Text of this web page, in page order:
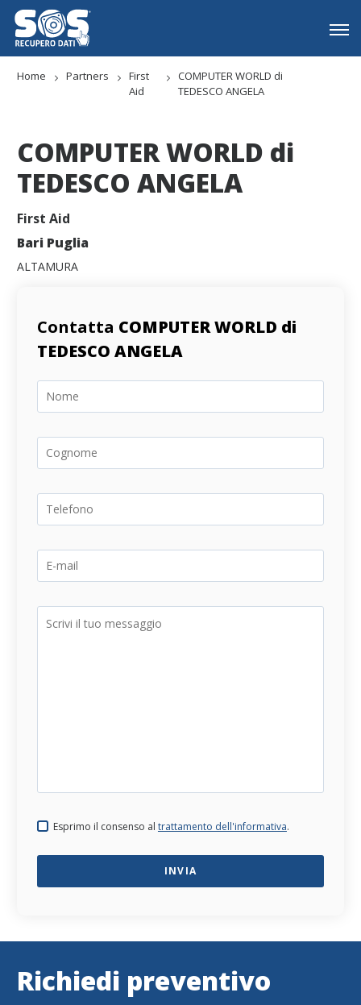
Home Partners
First
Aid
COMPUTER WORLD di
TEDESCO ANGELA
COMPUTER WORLD di
TEDESCO ANGELA
First Aid
Bari Puglia
ALTAMURA
Contatta COMPUTER WORLD di
TEDESCO ANGELA
Esprimo il consenso al trattamento dell'informativa.
Richiedi preventivo